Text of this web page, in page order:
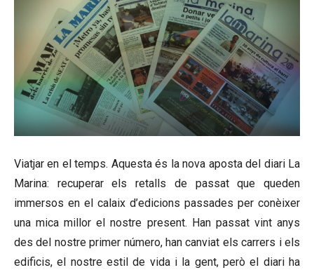
Viatjar en el temps. Aquesta és la nova aposta del diari La
Marina: recuperar els retalls de passat que queden
immersos en el calaix d’edicions passades per conèixer
una mica millor el nostre present. Han passat vint anys
des del nostre primer número, han canviat els carrers i els
edificis, el nostre estil de vida i la gent, però el diari ha